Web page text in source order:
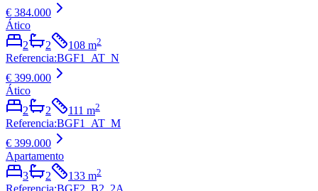
€ 384.000
Ático
2
2 108 m2
Referencia:BGF1_AT_N
€ 399.000
Ático
2
2 111 m2
Referencia:BGF1_AT_M
€ 399.000
Apartamento
3
2 133 m2